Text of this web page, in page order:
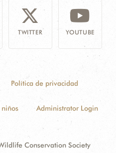
TWITTER YOUTUBE
Política de privacidad
Administrator Login
Conservation Society